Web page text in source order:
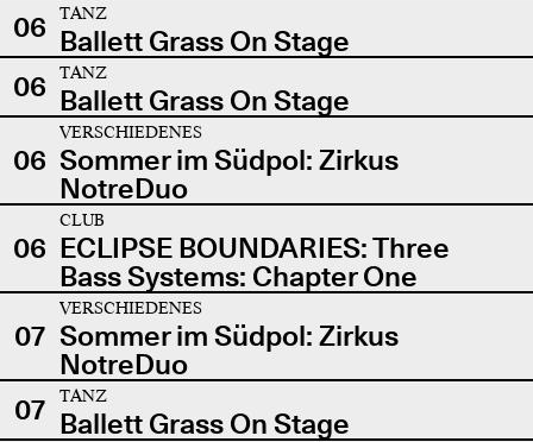
06
TANZ
Ballett Grass On Stage
06
TANZ
Ballett Grass On Stage
06
VERSCHIEDENES
Sommer im Südpol: Zirkus
NotreDuo
06
CLUB
ECLIPSE BOUNDARIES: Three
Bass Systems: Chapter One
07
VERSCHIEDENES
Sommer im Südpol: Zirkus
NotreDuo
07
TANZ
Ballett Grass On Stage